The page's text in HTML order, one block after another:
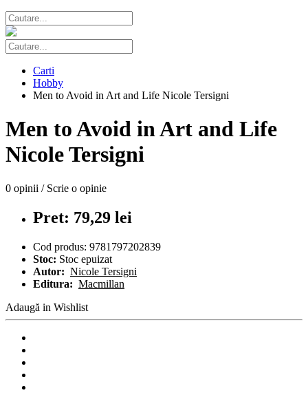
Carti
Hobby
Men to Avoid in Art and Life Nicole Tersigni
Men to Avoid in Art and Life
Nicole Tersigni
0 opinii / Scrie o opinie
Pret: 79,29 lei
Cod produs: 9781797202839
Stoc: Stoc epuizat
Autor: Nicole Tersigni
Editura: Macmillan
Adaugă in Wishlist